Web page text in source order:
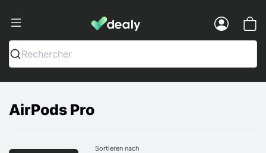
Dealy - Hüllen und Zubehör für
Rechercher
AirPods Pro
Sortieren nach